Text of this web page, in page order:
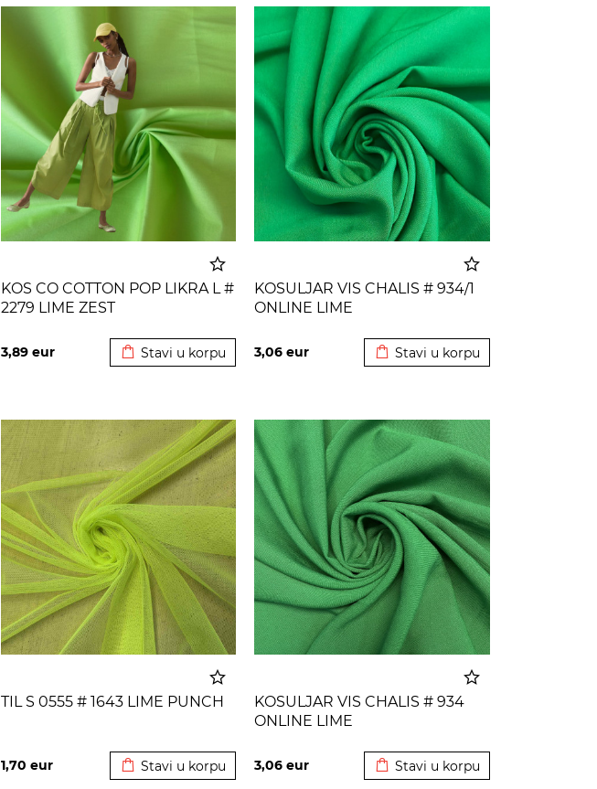
KOS CO COTTON POP LIKRA L #
2279 LIME ZEST
3,89 eur Stavi u korpu
KOSULJAR VIS CHALIS # 934/1
ONLINE LIME
3,06eur Stavi u korpu
TIL S 0555 # 1643 LIME PUNCH
1,70 eur Stavi u korpu
KOSULJAR VIS CHALIS # 934
ONLINE LIME
3,06eur Stavi u korpu